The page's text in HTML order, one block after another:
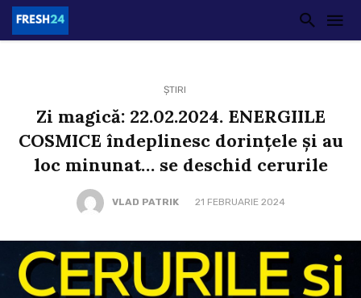
ȘTIRI
Zi magică: 22.02.2024. ENERGIILE
COSMICE îndeplinesc dorințele și au
loc minunat… se deschid cerurile
VLAD PATRIK 21 FEBRUARIE 2024